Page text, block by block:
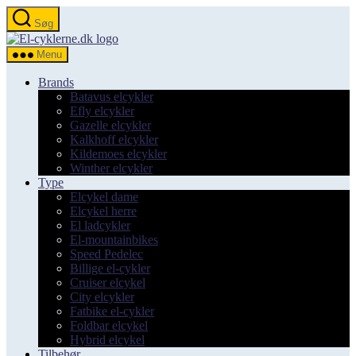
Spring
til
indholdet
Søg
el-
Menu
Brands
Batavus elcykler
Efly elcykler
Gazelle elcykler
Kalkhoff elcykler
Kildemoes elcykler
Winther elcykler
Type
Elcykel dame
Elcykel herre
El ladcykler
El-mountainbikes
Speed Pedelec
Billige el-cykler
Cruiser elcykel
City elcykler
Fatbike el-cykler
Foldbar elcykel
Hybrid elcykel